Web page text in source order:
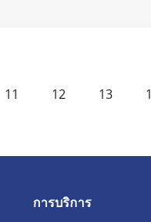
11 12 13
การบริการ